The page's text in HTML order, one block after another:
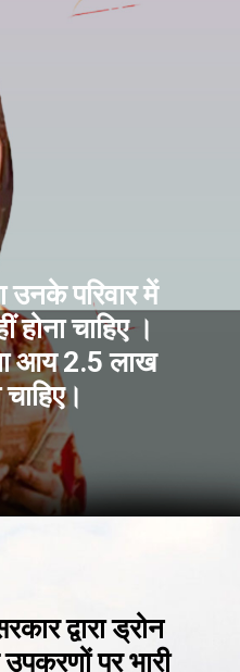
उनके परिवार में
चाहिए ।
आय 2.5 लाख
द्वारा ड्रोन
पर भारी